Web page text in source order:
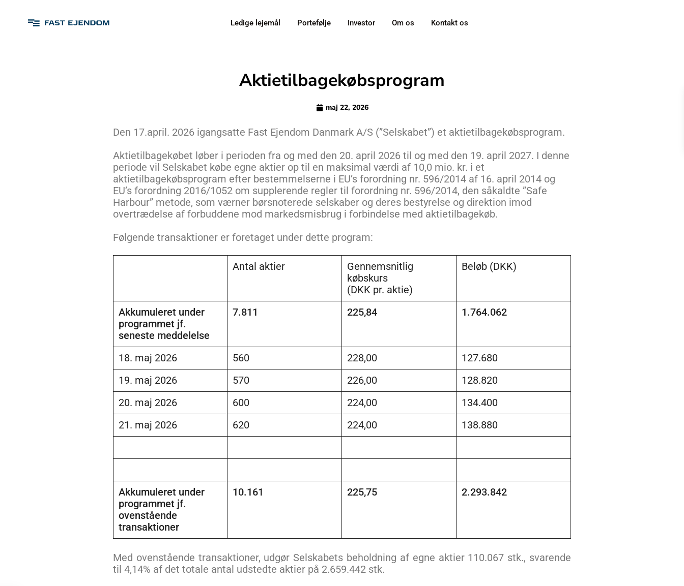
Ledige lejemål Portefølje Investor Om os Kontakt os
Aktietilbagekøbsprogram
maj 22, 2026
Den 17.april. 2026 igangsatte Fast Ejendom Danmark A/S (”Selskabet”) et aktietilbagekøbsprogram.
Aktietilbagekøbet løber i perioden fra og med den 20. april 2026 til og med den 19. april 2027. I denne
periode vil Selskabet købe egne aktier op til en maksimal værdi af 10,0 mio. kr. i et
aktietilbagekøbsprogram efter bestemmelserne i EU’s forordning nr. 596/2014 af 16. april 2014 og
EU’s forordning 2016/1052 om supplerende regler til forordning nr. 596/2014, den såkaldte ”Safe
Harbour” metode, som værner børsnoterede selskaber og deres bestyrelse og direktion imod
overtrædelse af forbuddene mod markedsmisbrug i forbindelse med aktietilbagekøb.
Følgende transaktioner er foretaget under dette program:
Antal aktier
Gennemsnitlig
købskurs
(DKK pr. aktie)
Beløb (DKK)
Akkumuleret under
programmet jf.
seneste meddelelse
7.811 225,84 1.764.062
18. maj 2026 560 228,00
127.680
19. maj 2026
570 226,00
128.820
20. maj 2026
600 224,00
134.400
21. maj 2026
620 224,00 138.880
Akkumuleret under
programmet jf.
ovenstående
transaktioner
10.161 225,75 2.293.842
Med ovenstående transaktioner, udgør Selskabets beholdning af egne aktier 110.067 stk., svarende
til 4,14% af det totale antal udstedte aktier på 2.659.442 stk.